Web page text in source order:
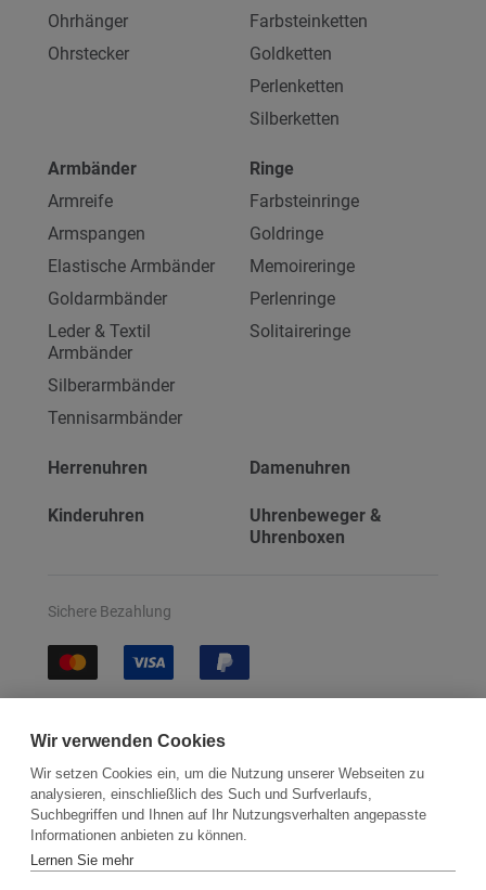
Ohrhänger
Ohrstecker
Farbsteinketten
Goldketten
Perlenketten
Silberketten
Armbänder
Armreife
Armspangen
Elastische Armbänder
Goldarmbänder
Leder & Textil
Armbänder
Silberarmbänder
Tennisarmbänder
Ringe
Farbsteinringe
Goldringe
Memoireringe
Perlenringe
Solitaireringe
Herrenuhren Damenuhren
Kinderuhren
Uhrenbeweger &
Uhrenboxen
Sichere Bezahlung
Kontakt Newsletter Partner
Versand
Wir verwenden Cookies
Wir setzen Cookies ein, um die Nutzung unserer Webseiten zu
analysieren, einschließlich des Such und Surfverlaufs,
Suchbegriffen und Ihnen auf Ihr Nutzungsverhalten angepasste
Informationen anbieten zu können.
Lernen Sie mehr